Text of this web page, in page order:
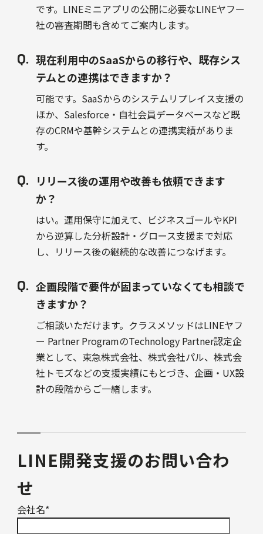
です。LINEミニアプリの公開に必要なLINEヤフー
社の審査期間も含めてご案内します。
現在利用中のSaaSからの移行や、既存シス
テムとの連携はできますか？
可能です。SaaSからのシステムリプレイス支援の
ほか、Salesforce・自社会員データベースなど既
存のCRMや基幹システムとの連携実績がありま
す。
リリース後の運用や改善も依頼できます
か？
はい。運用保守に加えて、ビジネスゴールやKPI
から逆算した分析設計・グロース支援まで対応
し、リリース後の継続的な改善につなげます。
企画段階で要件が固まっていなくても相談で
きますか？
ご相談いただけます。クラスメソッドはLINEヤフ
ー Partner ProgramのTechnology Partner認定企
業として、東急株式会社、株式会社パル、株式会
社トモズなどの支援実績にもとづき、企画・UX設
計の段階からご一緒します。
LINE開発支援のお問い合わ
せ
会社名*